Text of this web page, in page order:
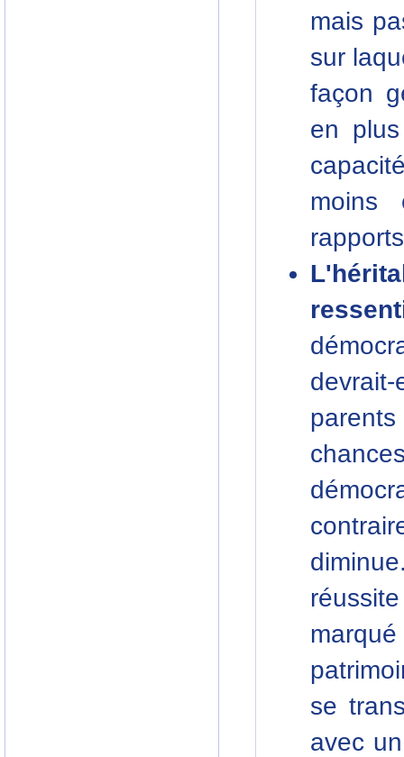
mais
sur
façon
en
moins
se
avec